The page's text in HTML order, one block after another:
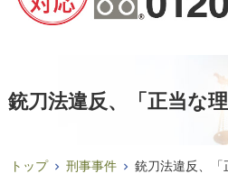
銃刀法違反、「正当な
トップ 刑事事件 銃刀法違反、